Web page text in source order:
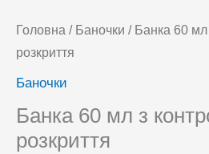
Головна / Баночки / Банка 60 мл
розкриття
Баночки
Банка 60 мл з
розкриття